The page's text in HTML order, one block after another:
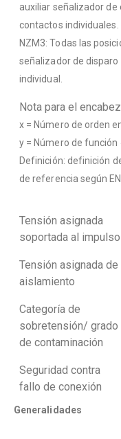
auxiliar señalizador de
contactos individuales.
NZM3: Todas las
señalizador de
individual.
Nota para el
x = Número de orden
y = Número de
Definición: definición
de referencia según
Tensión asignada
soportada al impulso
Tensión asignada de
aislamiento
Categoría de
sobretensión/ grado
de contaminación
Seguridad contra
fallo de conexión
Generalidades